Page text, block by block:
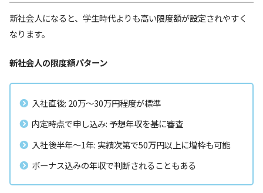
新社会人になると、学生時代よりも高い限度額が設定されやすく
なります。
新社会人の限度額パターン
入社直後: 20万～30万円程度が標準
内定時点で申し込み: 予想年収を基に審査
入社後半年～1年: 実績次第で50万円以上に増枠も可能
ボーナス込みの年収で判断されることもある